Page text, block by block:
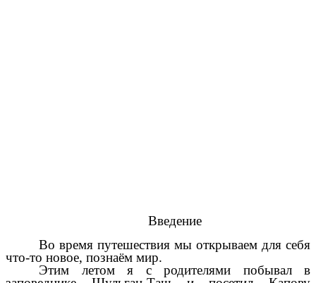
Введение
Во время путешествия мы открываем для себя
что-то новое, познаём мир.
Этим летом я с родителями побывал в